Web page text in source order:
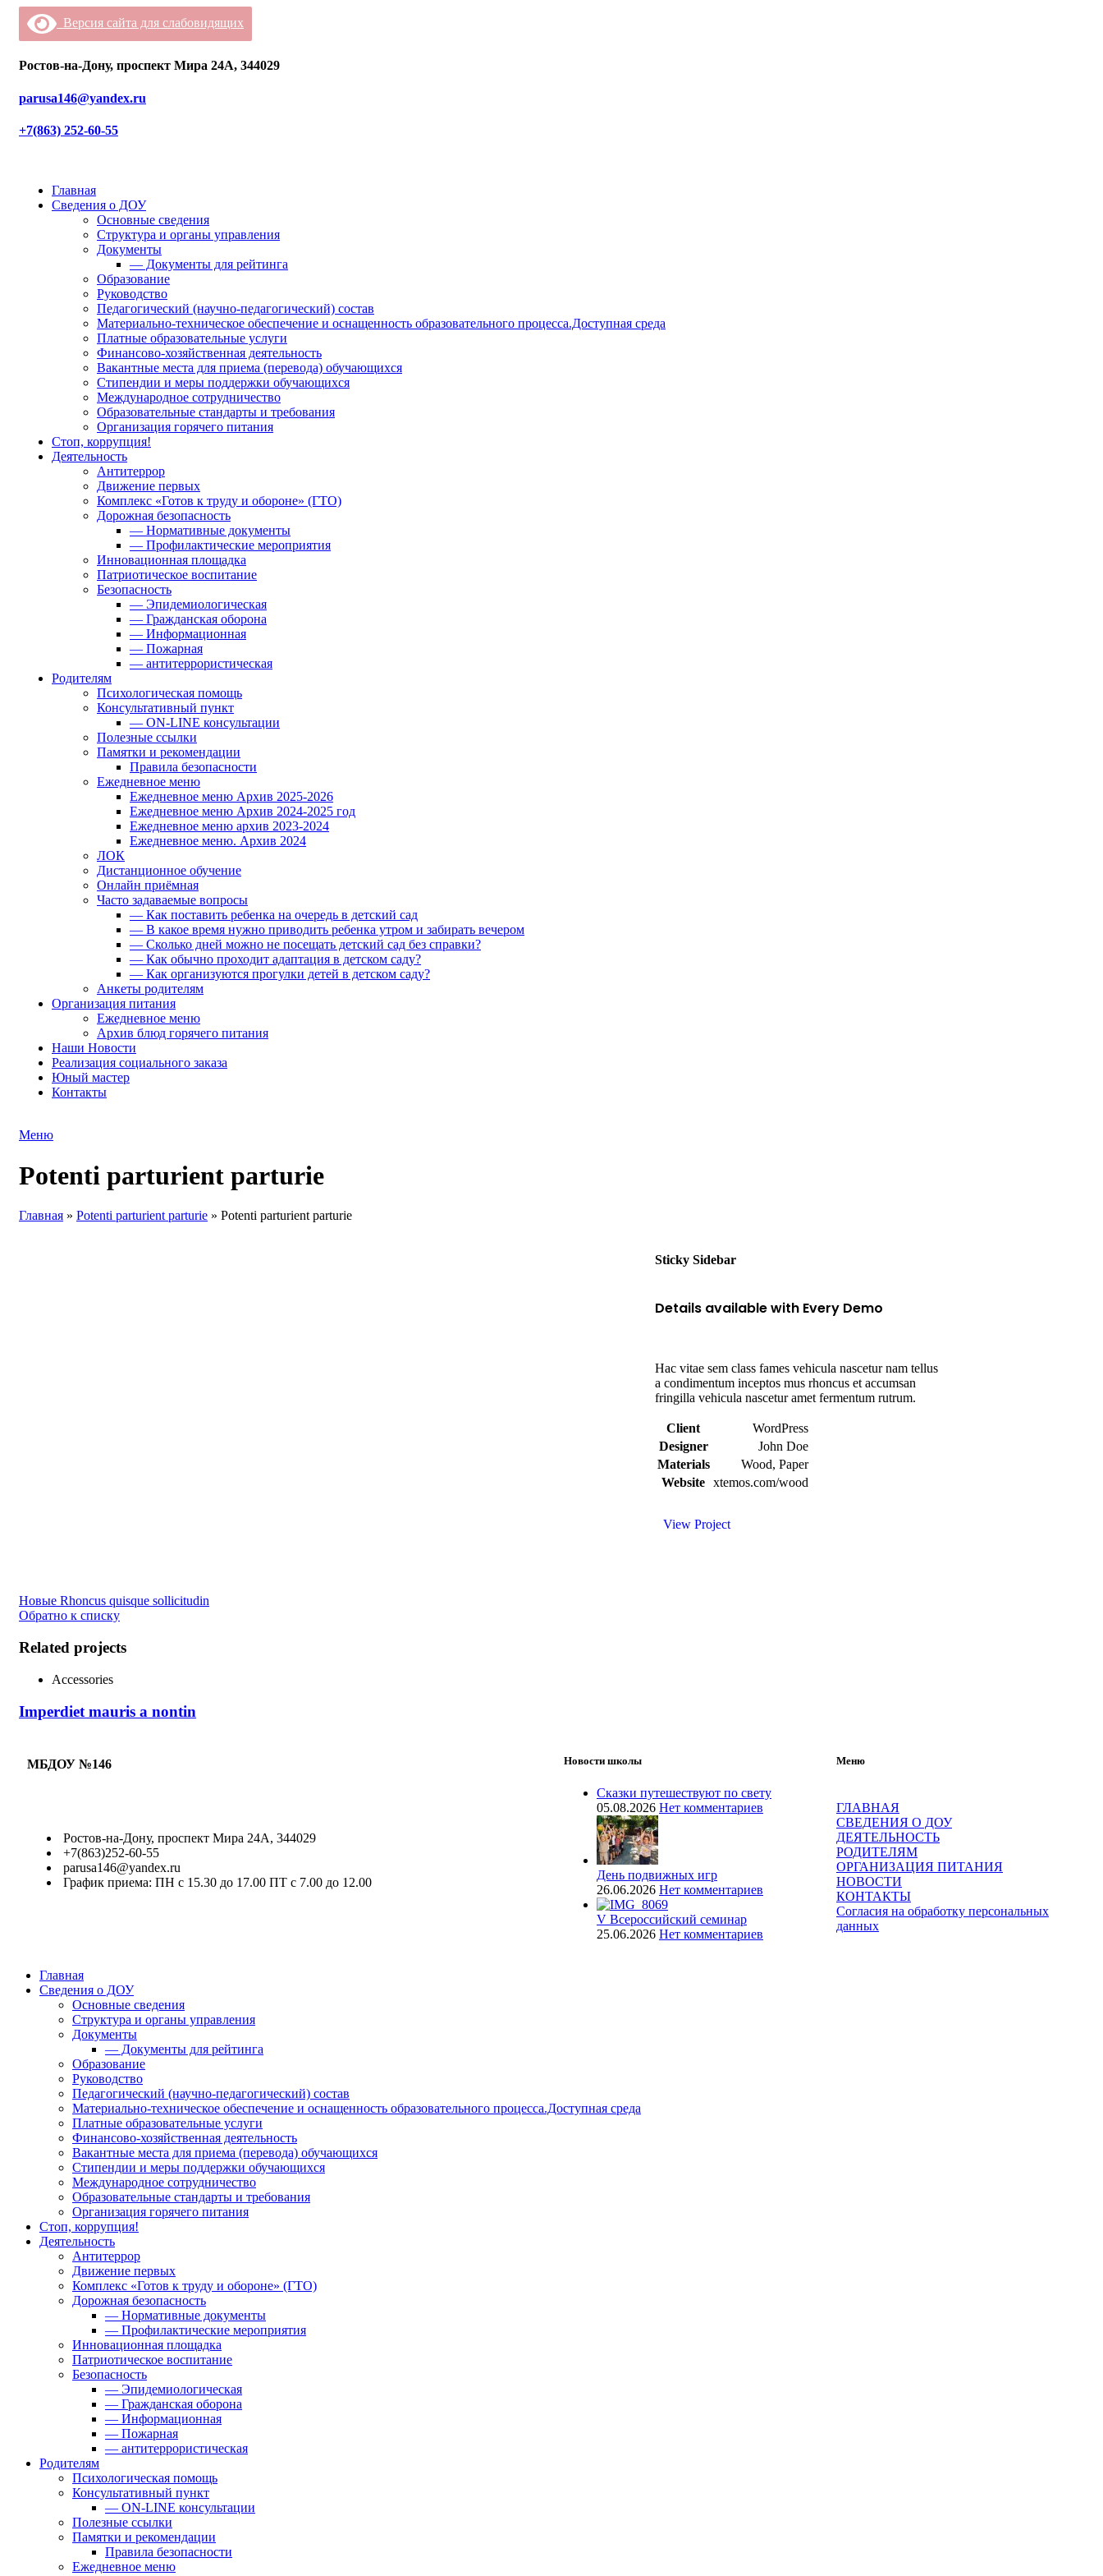
Версия сайта для слабовидящих
Ростов-на-Дону, проспект Мира 24А, 344029
parusa146@yandex.ru
+7(863) 252-60-55
Главная
Сведения о ДОУ
Основные сведения
Структура и органы управления
Документы
— Документы для рейтинга
Образование
Руководство
Педагогический (научно-педагогический) состав
Материально-техническое обеспечение и оснащенность образовательного процесса.Доступная среда
Платные образовательные услуги
Финансово-хозяйственная деятельность
Вакантные места для приема (перевода) обучающихся
Стипендии и меры поддержки обучающихся
Международное сотрудничество
Образовательные стандарты и требования
Организация горячего питания
Стоп, коррупция!
Деятельность
Антитеррор
Движение первых
Комплекс «Готов к труду и обороне» (ГТО)
Дорожная безопасность
— Нормативные документы
— Профилактические мероприятия
Инновационная площадка
Патриотическое воспитание
Безопасность
— Эпидемиологическая
— Гражданская оборона
— Информационная
— Пожарная
— антитеррористическая
Родителям
Психологическая помощь
Консультативный пункт
— ON-LINE консультации
Полезные ссылки
Памятки и рекомендации
Правила безопасности
Ежедневное меню
Ежедневное меню Архив 2025-2026
Ежедневное меню Архив 2024-2025 год
Ежедневное меню архив 2023-2024
Ежедневное меню. Архив 2024
ЛОК
Дистанционное обучение
Онлайн приёмная
Часто задаваемые вопросы
— Как поставить ребенка на очередь в детский сад
— В какое время нужно приводить ребенка утром и забирать вечером
— Сколько дней можно не посещать детский сад без справки?
— Как обычно проходит адаптация в детском саду?
— Как организуются прогулки детей в детском саду?
Анкеты родителям
Организация питания
Ежедневное меню
Архив блюд горячего питания
Наши Новости
Реализация социального заказа
Юный мастер
Контакты
Меню
Potenti parturient parturie
Главная » Potenti parturient parturie » Potenti parturient parturie
Sticky Sidebar
Details available with Every Demo
Hac vitae sem class fames vehicula nascetur nam tellus
a condimentum inceptos mus rhoncus et accumsan
fringilla vehicula nascetur amet fermentum rutrum.
Client
WordPress
Designer
John Doe
Materials
Wood, Paper
Website xtemos.com/wood
View Project
Новые Rhoncus quisque sollicitudin
Обратно к списку
Related projects
Accessories
Imperdiet mauris a nontin
МБДОУ №146
Ростов-на-Дону, проспект Мира 24А, 344029
+7(863)252-60-55
parusa146@yandex.ru
График приема: ПН с 15.30 до 17.00 ПТ с 7.00 до 12.00
Новости школы
Сказки путешествуют по свету
05.08.2026 Нет комментариев
День подвижных игр
26.06.2026 Нет комментариев
V Всероссийский семинар
25.06.2026 Нет комментариев
Меню
ГЛАВНАЯ
СВЕДЕНИЯ О ДОУ
ДЕЯТЕЛЬНОСТЬ
РОДИТЕЛЯМ
ОРГАНИЗАЦИЯ ПИТАНИЯ
НОВОСТИ
КОНТАКТЫ
Согласия на обработку персональных
данных
Главная
Сведения о ДОУ
Основные сведения
Структура и органы управления
Документы
— Документы для рейтинга
Образование
Руководство
Педагогический (научно-педагогический) состав
Материально-техническое обеспечение и оснащенность образовательного процесса.Доступная среда
Платные образовательные услуги
Финансово-хозяйственная деятельность
Вакантные места для приема (перевода) обучающихся
Стипендии и меры поддержки обучающихся
Международное сотрудничество
Образовательные стандарты и требования
Организация горячего питания
Стоп, коррупция!
Деятельность
Антитеррор
Движение первых
Комплекс «Готов к труду и обороне» (ГТО)
Дорожная безопасность
— Нормативные документы
— Профилактические мероприятия
Инновационная площадка
Патриотическое воспитание
Безопасность
— Эпидемиологическая
— Гражданская оборона
— Информационная
— Пожарная
— антитеррористическая
Родителям
Психологическая помощь
Консультативный пункт
— ON-LINE консультации
Полезные ссылки
Памятки и рекомендации
Правила безопасности
Ежедневное меню